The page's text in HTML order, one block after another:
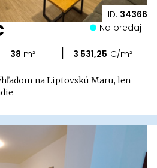
ID: 34366
Na predaj
38 m² | 3 531,25 €/m²
na Liptovskú Maru, len